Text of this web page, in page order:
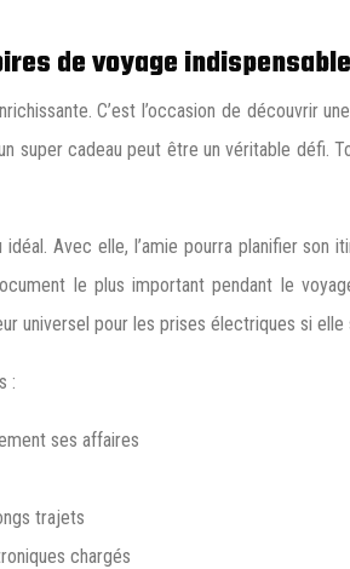
de voyage
C’est l’occasion de
super cadeau peut être un véritable
Avec elle, l’amie pourra planifier
le plus important pendant le
universel pour les prises électriques si
:
ses affaires
trajets
chargés